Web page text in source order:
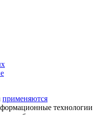
применяются
технологии